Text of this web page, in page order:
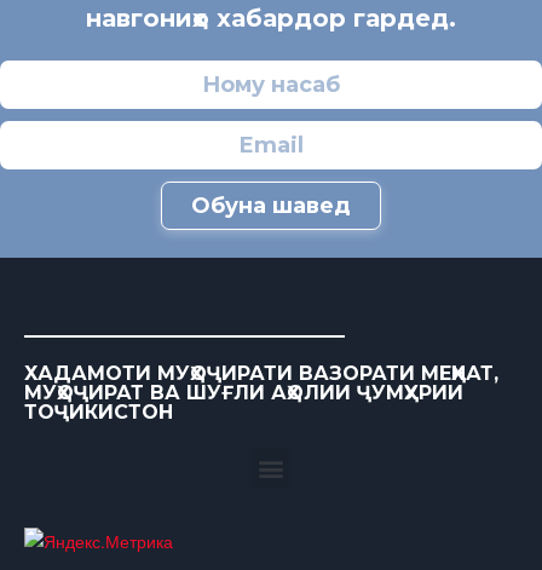
навгониҳо хабардор гардед.
Обуна шавед
ХАДАМОТИ МУҲОҶИРАТИ ВАЗОРАТИ МЕҲНАТ,
МУҲОҶИРАТ ВА ШУҒЛИ АҲОЛИИ ҶУМҲУРИИ
ТОҶИКИСТОН